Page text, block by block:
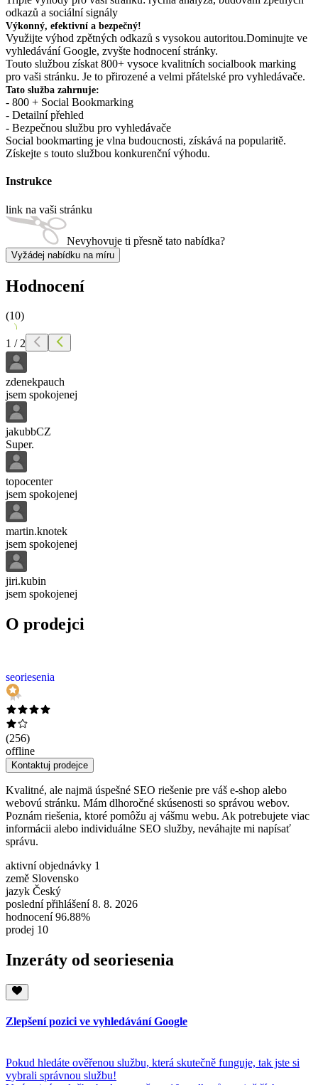
odkazů a sociální signály
Výkonný, efektivní a bezpečný!
Využijte výhod zpětných odkazů s vysokou autoritou.Dominujte ve
vyhledávání Google, zvyšte hodnocení stránky.
Touto službou získat 800+ vysoce kvalitních socialbook marking
pro vaši stránku. Je to přirozené a velmi přátelské pro vyhledávače.
Tato služba zahrnuje:
- 800 + Social Bookmarking
- Detailní přehled
- Bezpečnou službu pro vyhledávače
Social bookmarting je vlna budoucnosti, získává na popularitě.
Získejte s touto službou konkurenční výhodu.
Instrukce
link na vaši stránku
Nevyhovuje ti přesně tato nabídka?
Vyžádej nabídku na míru
Hodnocení
(10)
1 /2
zdenekpauch
jsem spokojenej
jakubbCZ
Super.
topocenter
jsem spokojenej
martin.knotek
jsem spokojenej
jiri.kubin
jsem spokojenej
O prodejci
seoriesenia
(256)
offline
Kontaktuj prodejce
Kvalitné, ale najmä úspešné SEO riešenie pre váš e-shop alebo
webovú stránku. Mám dlhoročné skúsenosti so správou webov.
Poznám riešenia, ktoré pomôžu aj vášmu webu. Ak potrebujete viac
informácii alebo individuálne SEO služby, neváhajte mi napísať
správu.
aktivní objednávky 1
země Slovensko
jazyk Český
poslední přihlášení 8. 8. 2026
hodnocení 96.88%
prodej 10
Inzeráty od seoriesenia
Zlepšení pozici ve vyhledávání Google
Pokud hledáte ověřenou službu, která skutečně funguje, tak jste si
vybrali správnou službu!